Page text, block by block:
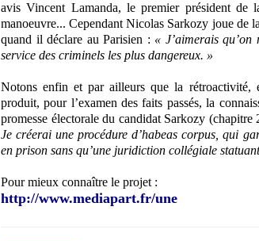
avis Vincent Lamanda, le premier président
manoeuvre... Cependant Nicolas Sarkozy joue de
quand il déclare au Parisien : « J’aimerais
service des criminels les plus dangereux. »
Notons enfin et par ailleurs que la rétroactivité,
produit, pour l’examen des faits passés, la
promesse électorale du candidat Sarkozy
Je créerai une procédure d’habeas corpus, qui
en prison sans qu’une juridiction collégiale
Pour mieux connaître le projet :
http://www.mediapart.fr/une